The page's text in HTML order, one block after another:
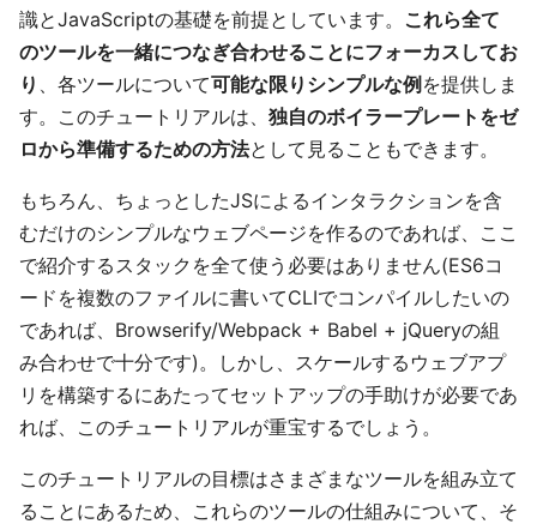
識とJavaScriptの基礎を前提としています。 これら全て
のツールを一緒につなぎ合わせることにフォーカスしてお
り 、各ツールについて可能な限りシンプルな例 を提供しま
す。このチュートリアルは、 独自のボイラープレートをゼ
ロから準備するための方法として見ることもできます。
もちろん、ちょっとしたJSによるインタラクションを含
むだけのシンプルなウェブページを作るのであれば、ここ
で紹介するスタックを全て使う必要はありません(ES6コ
ードを複数のファイルに書いてCLIでコンパイルしたいの
であれば、Browserify/Webpack + Babel + jQueryの組
み合わせで十分です)。しかし、スケールするウェブアプ
リを構築するにあたってセットアップの手助けが必要であ
れば、このチュートリアルが重宝するでしょう。
このチュートリアルの目標はさまざまなツールを組み立て
ることにあるため、これらのツールの仕組みについて、そ